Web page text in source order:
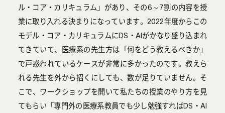
ル・コア・カリキュラム」があり、その6～7割の内容を授
業に取り入れる決まりになっています。2022年度からこの
モデル・コア・カリキュラムにDS・AIがかなり盛り込まれ
てきていて、医療系の先生方は「何をどう教えるべきか」
で戸惑われているケースが非常に多かったのです。教えら
れる先生を外から招くにしても、数が足りていません。そ
こで、ワークショップを開いて私たちの授業のやり方を見
てもらい「専門外の医療系教員でも少し勉強すればDS・AI